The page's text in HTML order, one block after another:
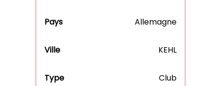
Allemagne
KEHL
Club